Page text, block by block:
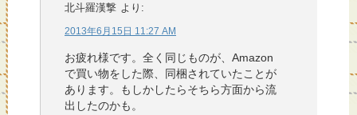
北斗羅漢撃 より:
2013年6月15日 11:27 AM
お疲れ様です。全く同じものが、Amazon
で買い物をした際、同梱されていたことが
あります。もしかしたらそちら方面から流
出したのかも。